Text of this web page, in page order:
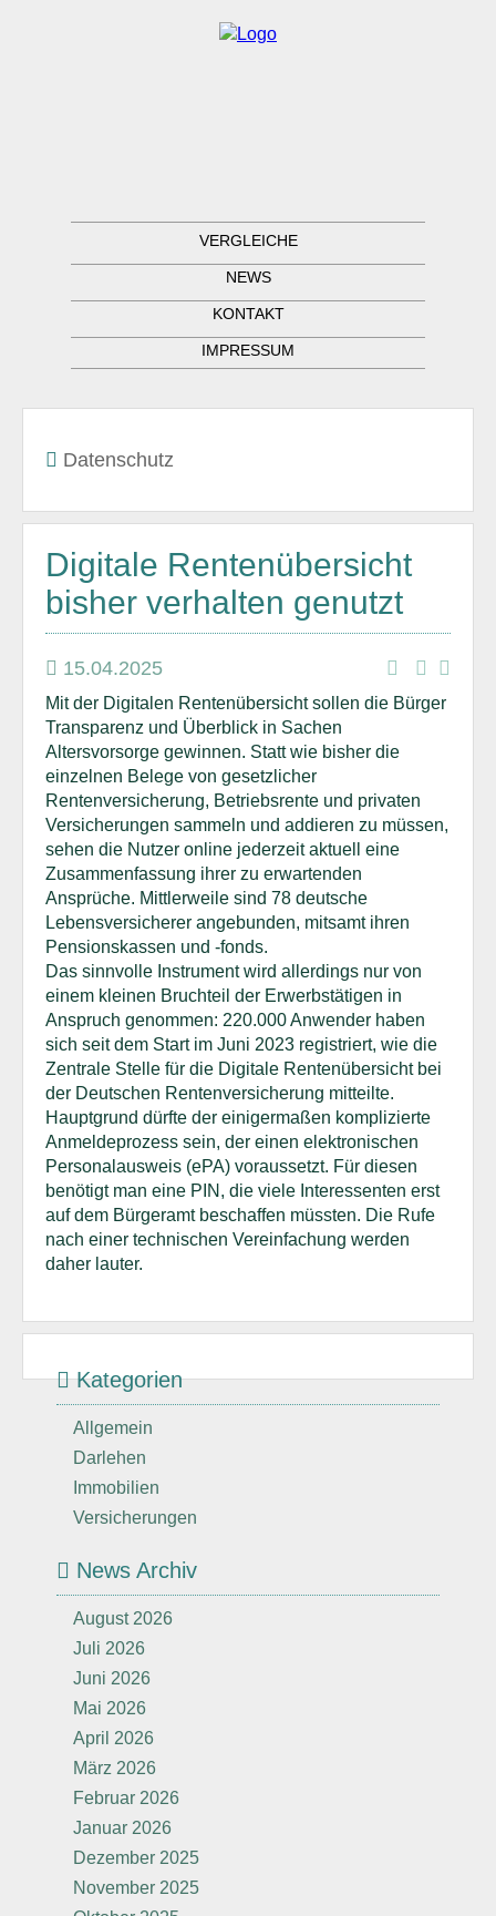
VERGLEICHE
NEWS
KONTAKT
IMPRESSUM
Datenschutz
Digitale Rentenübersicht
bisher verhalten genutzt
15.04.2025
Mit der Digitalen Rentenübersicht sollen die Bürger
Transparenz und Überblick in Sachen
Altersvorsorge gewinnen. Statt wie bisher die
einzelnen Belege von gesetzlicher
Rentenversicherung, Betriebsrente und privaten
Versicherungen sammeln und addieren zu müssen,
sehen die Nutzer online jederzeit aktuell eine
Zusammenfassung ihrer zu erwartenden
Ansprüche. Mittlerweile sind 78 deutsche
Lebensversicherer angebunden, mitsamt ihren
Pensionskassen und -fonds.
Das sinnvolle Instrument wird allerdings nur von
einem kleinen Bruchteil der Erwerbstätigen in
Anspruch genommen: 220.000 Anwender haben
sich seit dem Start im Juni 2023 registriert, wie die
Zentrale Stelle für die Digitale Rentenübersicht bei
der Deutschen Rentenversicherung mitteilte.
Hauptgrund dürfte der einigermaßen komplizierte
Anmeldeprozess sein, der einen elektronischen
Personalausweis (ePA) voraussetzt. Für diesen
benötigt man eine PIN, die viele Interessenten erst
auf dem Bürgeramt beschaffen müssten. Die Rufe
nach einer technischen Vereinfachung werden
daher lauter.
Kategorien
Allgemein
Darlehen
Immobilien
Versicherungen
News Archiv
August 2026
Juli 2026
Juni 2026
Mai 2026
April 2026
März 2026
Februar 2026
Januar 2026
Dezember 2025
November 2025